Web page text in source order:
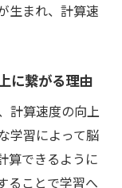
生まれ、計算速
に繋がる理由
計算速度の向上
学習によって脳
算できるように
ることで学習へ